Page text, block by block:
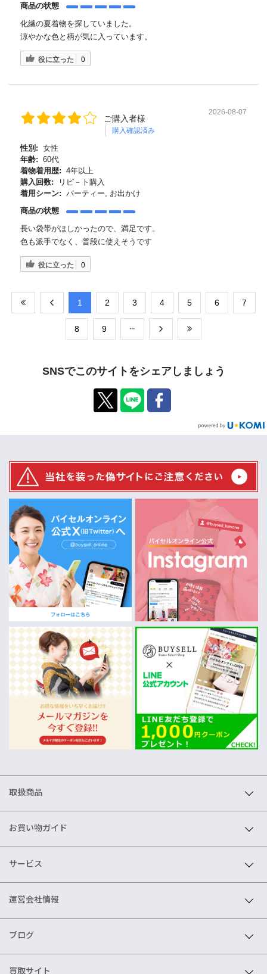
商品の状態
化繊の夏着物を探していました。
涼やかな色と柄が気に入っています。
役に立った 0
ご購入者様
購入確認済み
2026-08-07
性別: 女性
年齢: 60代
着物着用歴: 4年以上
購入回数:
リピ－ト購入
着用シーン: パーティー, お出かけ
商品の状態
長い袋帯がほしかったので、満足です。
色も派手でなく、普段に使えそうです
役に立った 0
​1 ​2 ​3 ​4 ​5 ​6 ​7
​8 ​9
SNSでこのサイトをシェアしましょう
取扱商品
お買い物ガイド
サービス
運営会社情報
ブログ
買取サイト